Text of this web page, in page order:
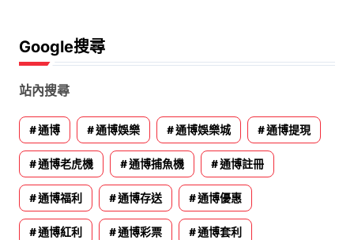
Google搜尋
站內搜尋
通博 通博娛樂 通博娛樂城 通博提現
通博老虎機 通博捕魚機 通博註冊
通博福利 通博存送 通博優惠
通博紅利 通博彩票 通博套利